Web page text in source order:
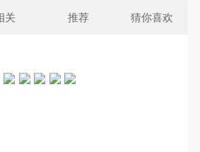
关 推荐 猜你喜欢